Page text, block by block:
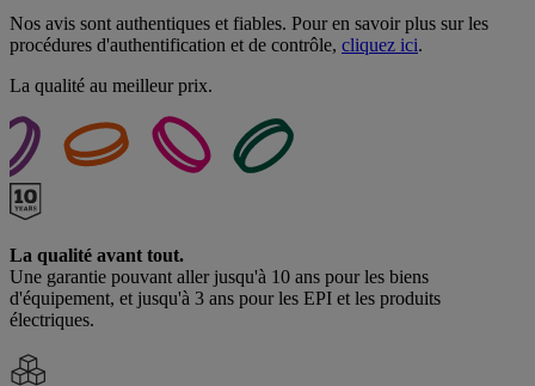
Nos avis sont authentiques et fiables. Pour en savoir plus sur les
procédures d'authentification et de contrôle, cliquez ici.
La qualité au meilleur prix.
La qualité avant tout.
Une garantie pouvant aller jusqu'à 10 ans pour les biens
d'équipement, et jusqu'à 3 ans pour les EPI et les produits
électriques.